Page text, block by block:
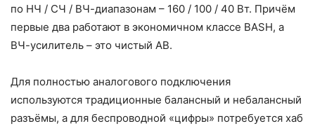
по НЧ / СЧ / ВЧ-диапазонам – 160 / 100 / 40 Вт. Причём
первые два работают в экономичном классе BASH, а
ВЧ-усилитель – это чистый АВ.
Для полностью аналогового подключения
используются традиционные балансный и небалансный
разъёмы, а для беспроводной «цифры» потребуется хаб